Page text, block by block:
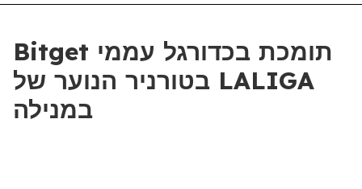
Bitget תומכת בכדורגל עממי
בטורניר הנוער של LALIGA
במנילה